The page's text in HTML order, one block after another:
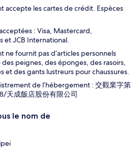
accepte les cartes de crédit. Espèces
: Visa, Mastercard,
et JCB International.
ne fournit pas d’articles personnels
peignes, des éponges, des rasoirs,
et des gants lustreurs pour chaussures.
de l’hébergement : 交觀業字第
天成飯店股份有限公司
le nom de